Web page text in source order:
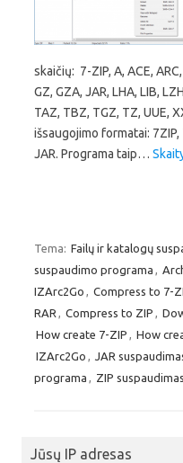
skaičių: 7-ZIP, A, ACE,
GZ, GZA, JAR, LHA, LIB,
TAZ, TBZ, TGZ, TZ, UUE,
išsaugojimo formatai: 7ZIP,
JAR. Programa taip…
Tema: Failų ir katalogų
suspaudimo programa
IZArc2Go
Compress to 7-
RAR
Compress to ZIP
How create 7-ZIP
How
IZArc2Go
JAR
programa
ZIP suspaudimas
Jūsų IP adresas